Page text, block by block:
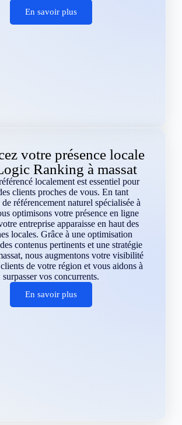
En savoir plus
votre présence locale
Ranking à massat
localement est essentiel pour
clients proches de vous. En tant
de référencement naturel spécialisée à
optimisons votre présence en ligne
entreprise apparaisse en haut des
locales. Grâce à une optimisation
contenus pertinents et une stratégie
nous augmentons votre visibilité
de votre région et vous aidons à
surpasser vos concurrents.
En savoir plus